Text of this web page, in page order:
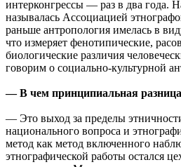
интерконгрессы — раз в два года.
называлась Ассоциацией
раньше антропология имелась в
что измеряет фенотипические,
биологические различия
говорим о социально-культурной
— В чем принципиальная
— Это выход за пределы
национального вопроса и
метод как метод включенного
этнографической работы остался